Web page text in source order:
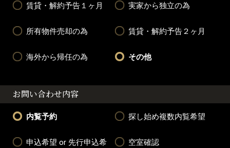
賃貸・解約予告１ヶ月 実家から独立の為
所有物件売却の為 賃貸・解約予告２ヶ月
海外から帰任の為 その他
お問い合わせ内容
内覧予約 探し始め複数内覧希望
申込希望 or 先行申込希
空室確認